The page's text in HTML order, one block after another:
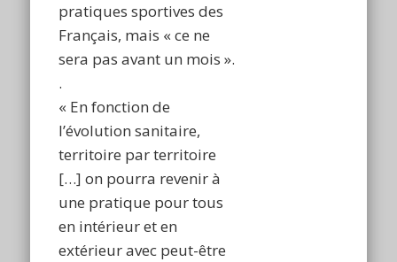
pratiques sportives des
Français, mais « ce ne
sera pas avant un mois ».
.
« En fonction de
l’évolution sanitaire,
territoire par territoire
[…] on pourra revenir à
une pratique pour tous
en intérieur et en
extérieur avec peut-être